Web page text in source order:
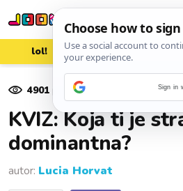
lol! aww
4901 pregleda
KVIZ: Koja ti je
dominantna?
autor: Lucia Horvat
Sign in